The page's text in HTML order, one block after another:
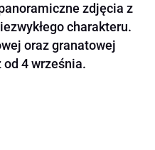
zdjęcia z
charakteru.
oraz granatowej
4 września.